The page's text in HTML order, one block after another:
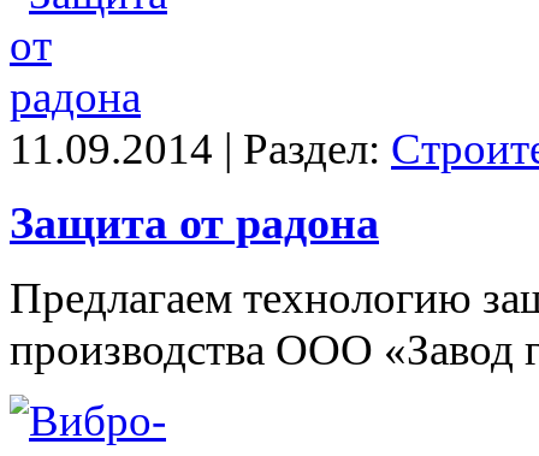
11.09.2014 | Раздел:
Защита от радона
Предлагаем технологию
производства ООО «Завод